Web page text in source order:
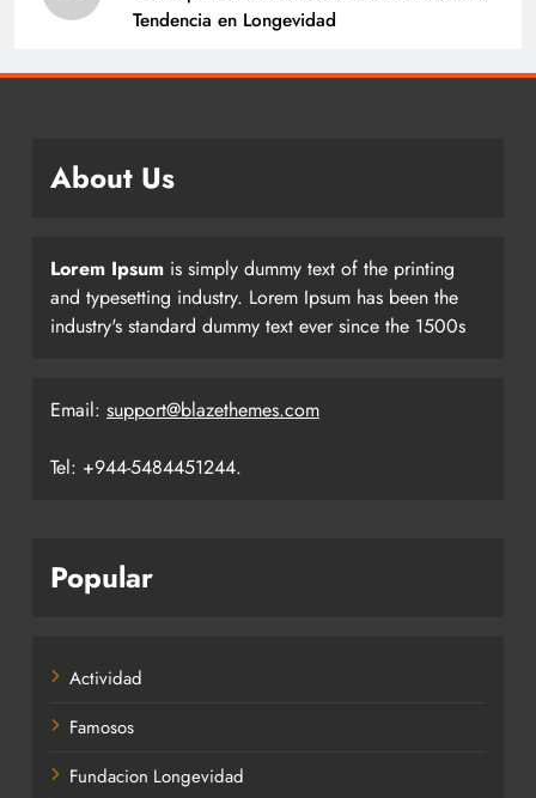
Tendencia en Longevidad
About Us
Lorem Ipsum is simply dummy text of the printing
and typesetting industry. Lorem Ipsum has been the
industry's standard dummy text ever since the 1500s
Email: support@blazethemes.com
Tel: +944-5484451244.
Popular
Actividad
Famosos
Fundacion Longevidad